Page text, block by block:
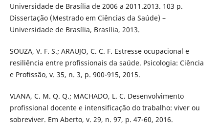
Universidade de Brasília de 2006 a 2011.2013. 103 p.
Dissertação (Mestrado em Ciências da Saúde) –
Universidade de Brasília, Brasília, 2013.
SOUZA, V. F. S.; ARAUJO, C. C. F. Estresse ocupacional e
resiliência entre profissionais da saúde. Psicologia: Ciência
e Profissão, v. 35, n. 3, p. 900-915, 2015.
VIANA, C. M. Q. Q.; MACHADO, L. C. Desenvolvimento
profissional docente e intensificação do trabalho: viver ou
sobreviver. Em Aberto, v. 29, n. 97, p. 47-60, 2016.